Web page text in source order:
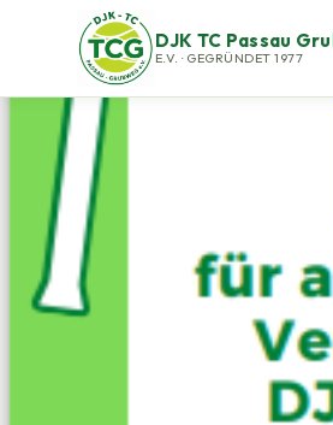
DJK TC Passau
E.V. · GEGRÜNDET 1977